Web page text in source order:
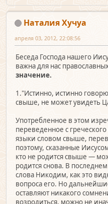
Наталия Хучуа
апреля 03, 2012, 22:08:56
Беседа Господа нашего
важна для нас
значение.
1."Истинно, истинно
свыше, не может увидеть
Употребленное в этом
переведенное с
языки словом свыше,
поэтому, сказанные
кто не родится свыше —
родится снова. В
слова Никодим, как это
вопроса его. Но
оставляют никакого
возродиться, можно не